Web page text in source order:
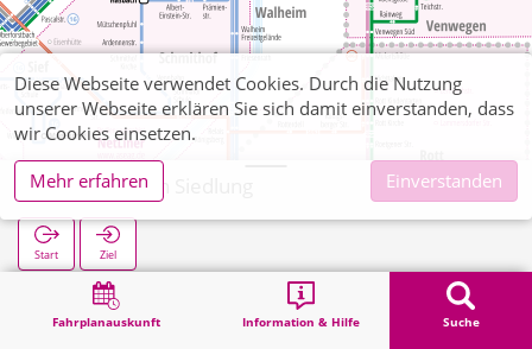
Fahrplanauskunft Information & Hilfe Suche
Krauthausen Siedlung
Start Ziel
Krauthausen Siedlung
Diese Webseite verwendet Cookies. Durch die Nutzung
unserer Webseite erklären Sie sich damit einverstanden, dass
wir Cookies einsetzen.
Mehr erfahren
Einverstanden